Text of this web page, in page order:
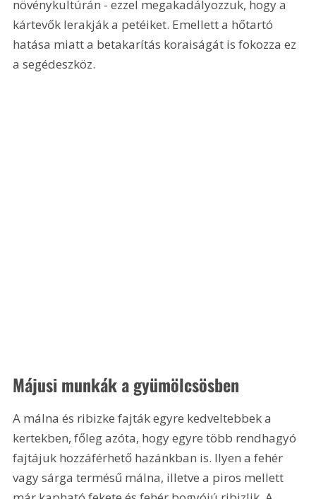
növénykultúrán - ezzel megakadályozzuk, hogy a
kártevők lerakják a petéiket. Emellett a hőtartó
hatása miatt a betakarítás koraiságát is fokozza ez
a segédeszköz.
Májusi munkák a gyümölcsösben
A málna és ribizke fajták egyre kedveltebbek a
kertekben, főleg azóta, hogy egyre több rendhagyó
fajtájuk hozzáférhető hazánkban is. Ilyen a fehér
vagy sárga termésű málna, illetve a piros mellett